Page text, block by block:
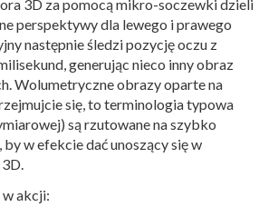
3D za pomocą mikro-soczewki dzieli
perspektywy dla lewego i prawego
następnie śledzi pozycję oczu z
generując nieco inny obraz
Wolumetryczne obrazy oparte na
się, to terminologia typowa
są rzutowane na szybko
w efekcie dać unoszący się w
akcji: